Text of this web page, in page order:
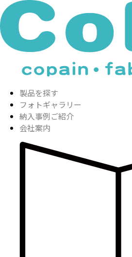
製品を探す
フォトギャラリー
納入事例ご紹介
会社案内